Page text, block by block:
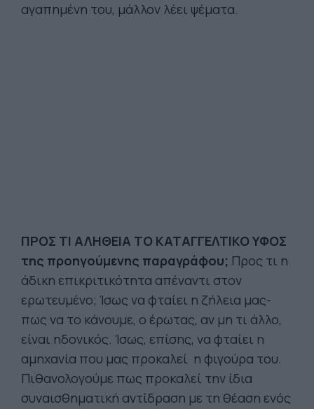
αγαπημένη του, μάλλον λέει ψέματα.
ΠΡΟΣ ΤΙ ΑΛΗΘΕΙΑ ΤΟ ΚΑΤΑΓΓΕΛΤΙΚΟ ΥΦΟΣ
της προηγούμενης παραγράφου; Προς τι η
άδικη επικριτικότητα απέναντι στον
ερωτευμένο; Ίσως να φταίει η ζήλεια μας-
πως να το κάνουμε, ο έρωτας, αν μη τι άλλο,
είναι ηδονικός. Ίσως, επίσης, να φταίει η
αμηχανία που μας προκαλεί η φιγούρα του.
Πιθανολογούμε πως προκαλεί την ίδια
συναισθηματική αντίδραση με τη θέαση ενός